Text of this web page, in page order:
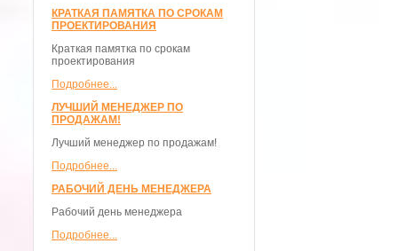
КРАТКАЯ ПАМЯТКА ПО СРОКАМ
ПРОЕКТИРОВАНИЯ
Краткая памятка по срокам
проектирования
Подробнее...
ЛУЧШИЙ МЕНЕДЖЕР ПО
ПРОДАЖАМ!
Лучший менеджер по продажам!
Подробнее...
РАБОЧИЙ ДЕНЬ МЕНЕДЖЕРА
Рабочий день менеджера
Подробнее...